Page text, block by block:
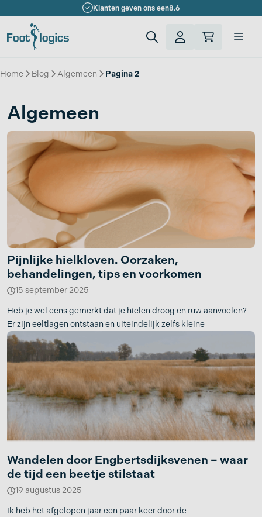
naar
de
Klanten geven ons een8.6
Home » Blog »Algemeen » Pagina 2
Algemeen
Pijnlijke hielkloven. Oorzaken,
behandelingen, tips en voorkomen
15 september 2025
Heb je wel eens gemerkt dat je hielen droog en ruw aanvoelen?
Er zijn eeltlagen ontstaan en uiteindelijk zelfs kleine
Wandelen door Engbertsdijksvenen – waar
de tijd een beetje stilstaat
19 augustus 2025
Ik heb het afgelopen jaar een paar keer door de